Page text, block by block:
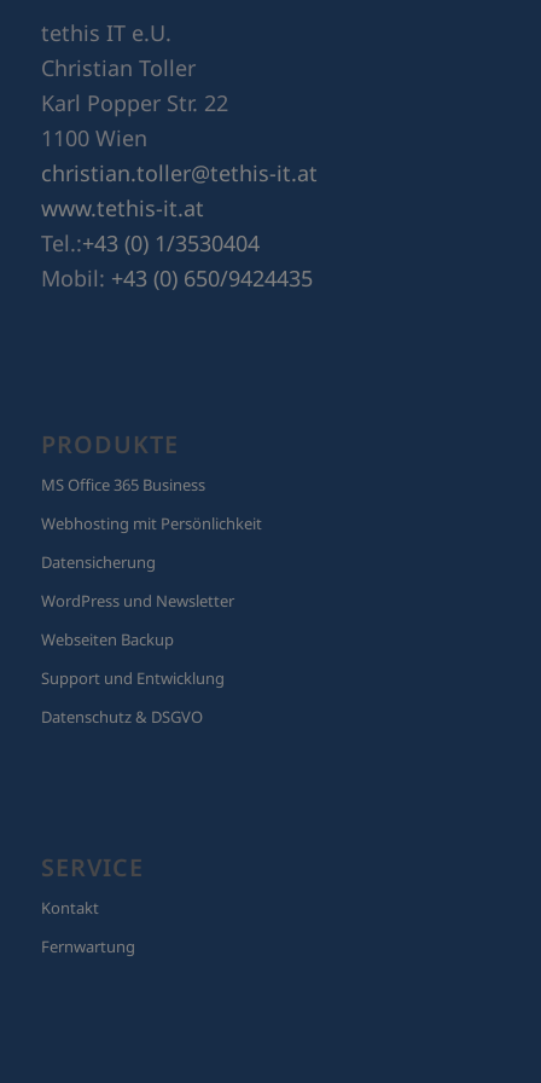
Karl Popper Str. 22
1100 Wien
christian.toller@tethis-it.at
www.tethis-it.at
Tel.:
+43 (0) 1/3530404
+43 (0) 650/9424435
Webhosting mit Persönlichkeit
Datensicherung
WordPress und Newsletter
Webseiten Backup
Support und Entwicklung
Datenschutz & DSGVO
Fernwartung